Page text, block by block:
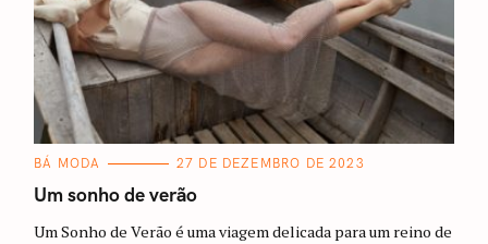
C
T
E
O
BÁ MODA 27 DE DEZEMBRO DE 2023
Um sonho de verão
Um Sonho de Verão é uma viagem delicada para um reino de